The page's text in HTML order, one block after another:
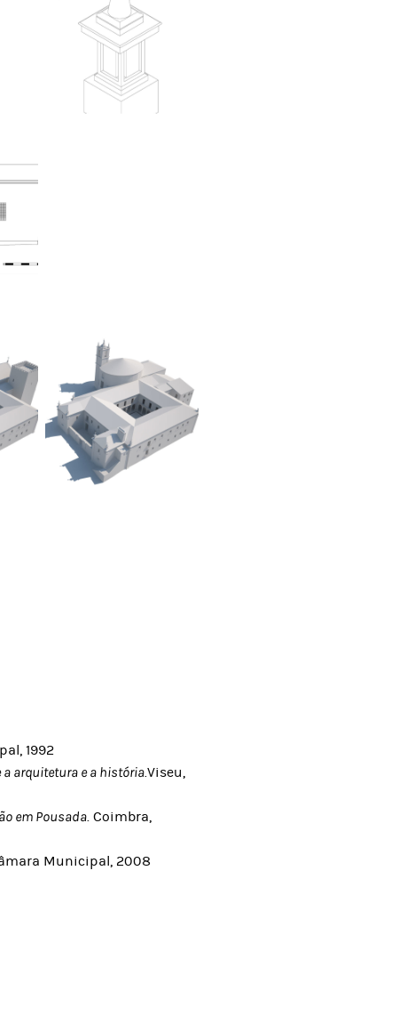
1992
a arquitetura e a história.Viseu,
em Pousada. Coimbra,
Municipal, 2008